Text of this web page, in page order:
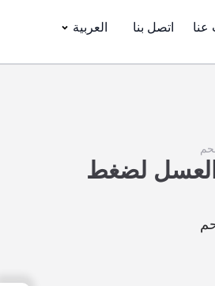
اتصل بنا العربية
لضغط